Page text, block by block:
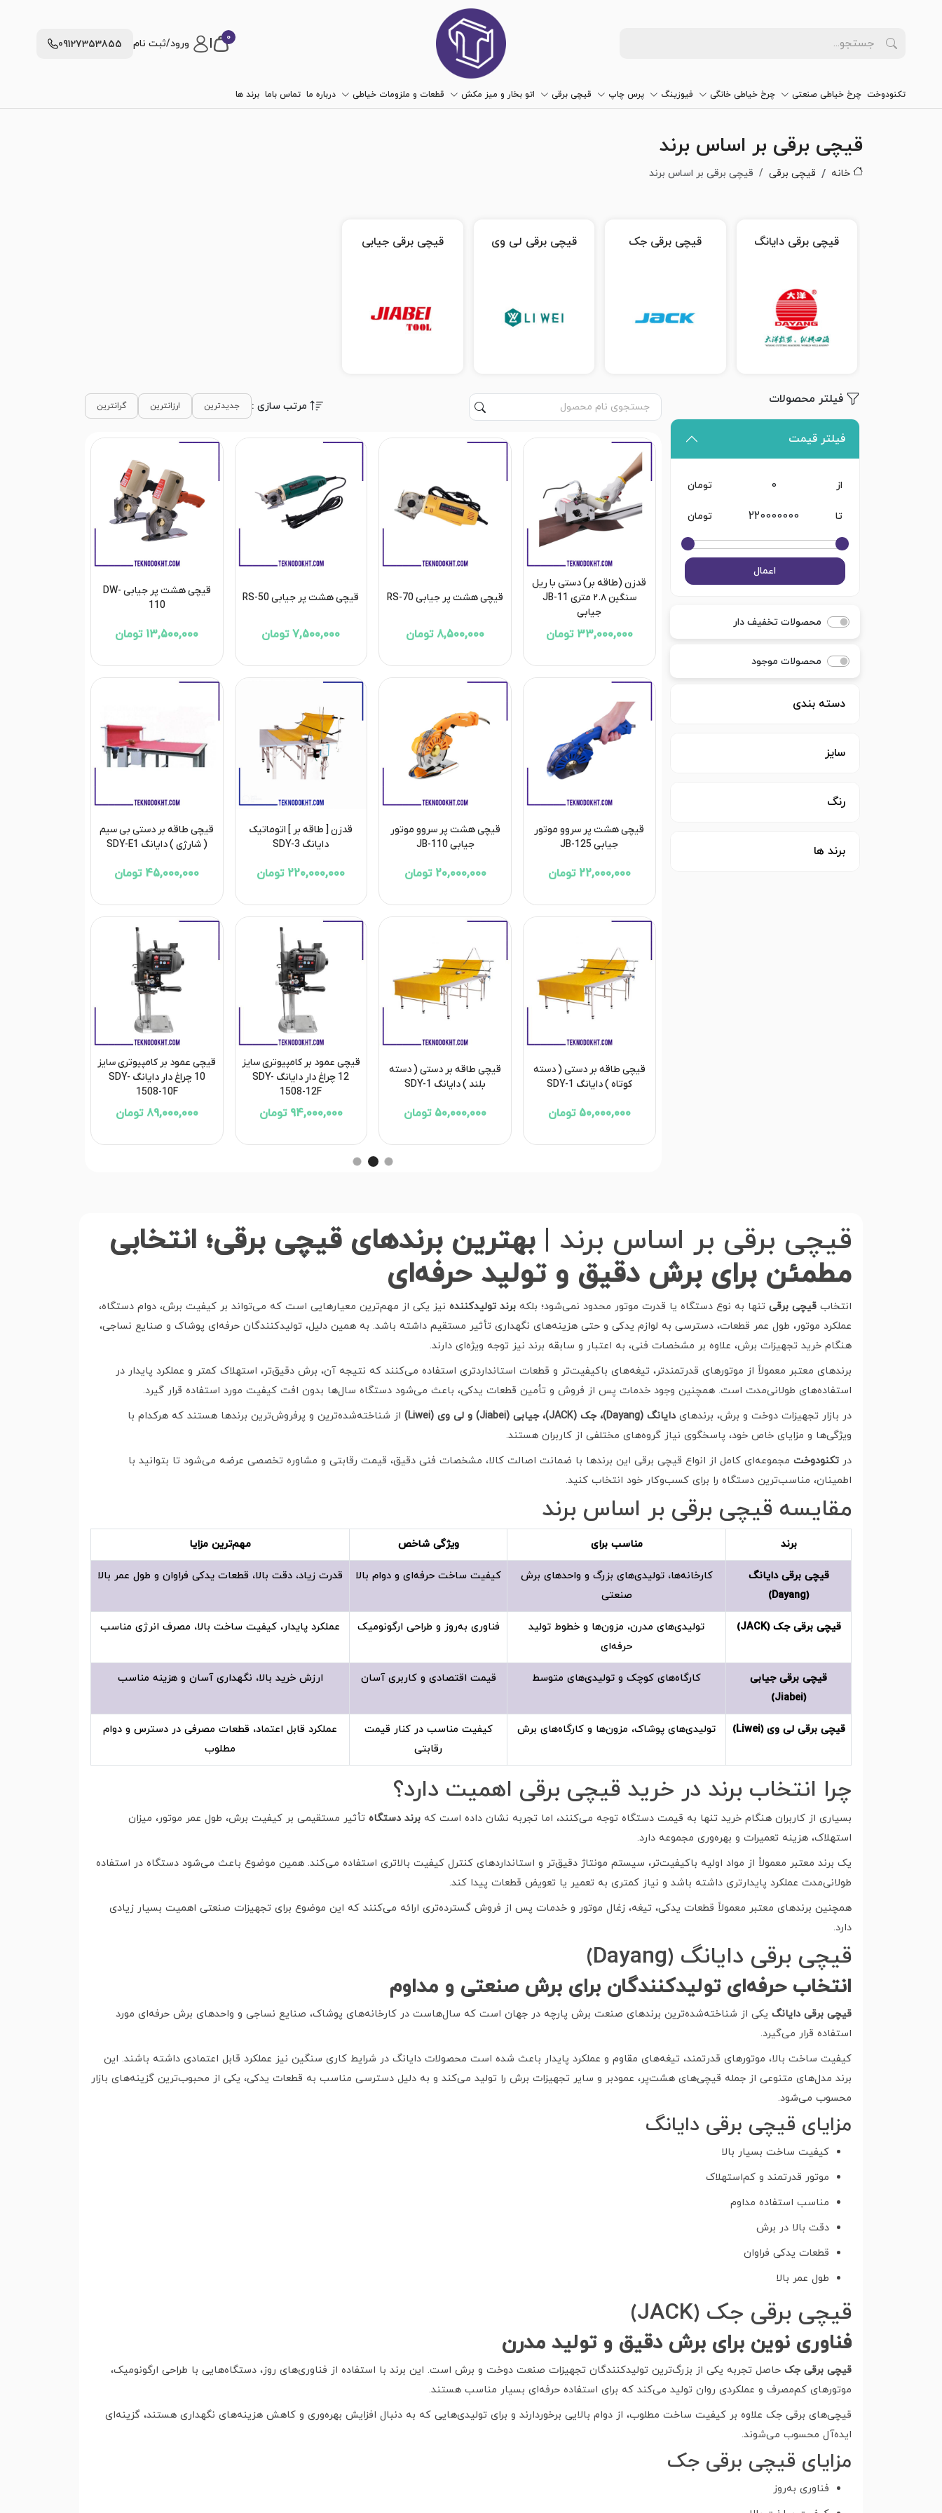
0 ورود/ثبت نام 09127353855
تکنودوخت چرخ خیاطی صنعتی چرخ خیاطی خانگی فیوزینگ پرس چاپ قیچی برقی اتو بخار و میز مکش قطعات و ملزومات خیاطی درباره ما تماس باما برند ها
قیچی برقی بر اساس برند
خانه قیچی برقی قیچی برقی بر اساس برند
قیچی برقی دایانگ قیچی برقی جک قیچی برقی لی وی قیچی برقی جیابی
فیلتر محصولات
فیلتر قیمت
از تومان
تا تومان
اعمال
محصولات تخفیف دار
محصولات موجود
دسته بندی
سایز
رنگ
برند ها
مرتب سازی : جدیدترین ارزانترین گرانترین
قدزن (طاقه بر) دستی با ریل
سنگین ۲.۸ متری JB-11
جیابی
33,000,000 تومان
قیچی هشت پر جیابی RS-70
8,500,000 تومان
قیچی هشت پر جیابی RS-50
7,500,000 تومان
قیچی هشت پر جیابی DW-
110
13,500,000 تومان
قیچی هشت پر سروو موتور
جیابی JB-125
22,000,000 تومان
قیچی هشت پر سروو موتور
جیابی JB-110
20,000,000 تومان
قدزن [ طاقه بر ] اتوماتیک
دایانگ SDY-3
220,000,000 تومان
قیچی طاقه بر دستی بی سیم
( شارژی ) دایانگ SDY-E1
45,000,000 تومان
قیچی طاقه بر دستی ( دسته
کوتاه ) دایانگ SDY-1
50,000,000 تومان
قیچی طاقه بر دستی ( دسته
بلند ) دایانگ SDY-1
50,000,000 تومان
قیچی عمود بر کامپیوتری سایز
12 چراغ دار دایانگ SDY-
1508-12F
94,000,000 تومان
قیچی عمود بر کامپیوتری سایز
10 چراغ دار دایانگ SDY-
1508-10F
89,000,000 تومان
قیچی برقی بر اساس برند |بهترین برندهای قیچی برقی؛ انتخابی
مطمئن برای برش دقیق و تولید حرفه‌ای
انتخاب قیچی برقیتنها به نوع دستگاه یا قدرت موتور محدود نمی‌شود؛ بلکه برند تولیدکنندهنیز یکی از مهم‌ترین معیارهایی است که می‌تواند بر کیفیت برش، دوام دستگاه،
عملکرد موتور، طول عمر قطعات، دسترسی به لوازم یدکی و حتی هزینه‌های نگهداری تأثیر مستقیم داشته باشد. به همین دلیل، تولیدکنندگان حرفه‌ای پوشاک و صنایع نساجی،
هنگام خرید تجهیزات برش، علاوه بر مشخصات فنی، به اعتبار و سابقه برند نیز توجه ویژه‌ای دارند.
برندهای معتبر معمولاً از موتورهای قدرتمندتر، تیغه‌های باکیفیت‌تر و قطعات استانداردتری استفاده می‌کنند که نتیجه آن، برش دقیق‌تر، استهلاک کمتر و عملکرد پایدار در
استفاده‌های طولانی‌مدت است. همچنین وجود خدمات پس از فروش و تأمین قطعات یدکی، باعث می‌شود دستگاه سال‌ها بدون افت کیفیت مورد استفاده قرار گیرد.
در بازار تجهیزات دوخت و برش، برندهایدایانگ (Dayang)، جک (JACK)، جیابی (Jiabei) و لی وی (Liwei)
از شناخته‌شده‌ترین و پرفروش‌ترین برندها هستند که هرکدام با
ویژگی‌ها و مزایای خاص خود، پاسخگوی نیاز گروه‌های مختلفی از کاربران هستند.
در تکنودوختمجموعه‌ای کامل از انواع قیچی برقی این برندها با ضمانت اصالت کالا، مشخصات فنی دقیق، قیمت رقابتی و مشاوره تخصصی عرضه می‌شود تا بتوانید با
اطمینان، مناسب‌ترین دستگاه را برای کسب‌وکار خود انتخاب کنید.
مقایسه قیچی برقی بر اساس برند
برند مناسب برای ویژگی شاخص مهم‌ترین مزایا
قیچی برقی دایانگ
(Dayang)
کارخانه‌ها، تولیدی‌های بزرگ و واحدهای برش
صنعتی
کیفیت ساخت حرفه‌ای و دوام بالا قدرت زیاد، دقت بالا، قطعات یدکی فراوان و طول عمر بالا
قیچی برقی جک (JACK)
تولیدی‌های مدرن، مزون‌ها و خطوط تولید
حرفه‌ای
فناوری به‌روز و طراحی ارگونومیک عملکرد پایدار، کیفیت ساخت بالا، مصرف انرژی مناسب
قیچی برقی جیابی
(Jiabei)
کارگاه‌های کوچک و تولیدی‌های متوسط قیمت اقتصادی و کاربری آسان ارزش خرید بالا، نگهداری آسان و هزینه مناسب
قیچی برقی لی وی (Liwei) تولیدی‌های پوشاک، مزون‌ها و کارگاه‌های برش
کیفیت مناسب در کنار قیمت
رقابتی
عملکرد قابل اعتماد، قطعات مصرفی در دسترس و دوام
مطلوب
چرا انتخاب برند در خرید قیچی برقی اهمیت دارد؟
بسیاری از کاربران هنگام خرید تنها به قیمت دستگاه توجه می‌کنند، اما تجربه نشان داده است که برند دستگاهتأثیر مستقیمی بر کیفیت برش، طول عمر موتور، میزان
استهلاک، هزینه تعمیرات و بهره‌وری مجموعه دارد.
یک برند معتبر معمولاً از مواد اولیه باکیفیت‌تر، سیستم مونتاژ دقیق‌تر و استانداردهای کنترل کیفیت بالاتری استفاده می‌کند. همین موضوع باعث می‌شود دستگاه در استفاده
طولانی‌مدت عملکرد پایدارتری داشته باشد و نیاز کمتری به تعمیر یا تعویض قطعات پیدا کند.
همچنین برندهای معتبر معمولاً قطعات یدکی، تیغه، زغال موتور و خدمات پس از فروش گسترده‌تری ارائه می‌کنند که این موضوع برای تجهیزات صنعتی اهمیت بسیار زیادی
دارد.
قیچی برقی دایانگ (Dayang)
انتخاب حرفه‌ای تولیدکنندگان برای برش صنعتی و مداوم
قیچی برقی دایانگیکی از شناخته‌شده‌ترین برندهای صنعت برش پارچه در جهان است که سال‌هاست در کارخانه‌های پوشاک، صنایع نساجی و واحدهای برش حرفه‌ای مورد
استفاده قرار می‌گیرد.
کیفیت ساخت بالا، موتورهای قدرتمند، تیغه‌های مقاوم و عملکرد پایدار باعث شده است محصولات دایانگ در شرایط کاری سنگین نیز عملکرد قابل اعتمادی داشته باشند. این
برند مدل‌های متنوعی از جمله قیچی‌های هشت‌پر، عمودبر و سایر تجهیزات برش را تولید می‌کند و به دلیل دسترسی مناسب به قطعات یدکی، یکی از محبوب‌ترین گزینه‌های بازار
محسوب می‌شود.
مزایای قیچی برقی دایانگ
کیفیت ساخت بسیار بالا
موتور قدرتمند و کم‌استهلاک
مناسب استفاده مداوم
دقت بالا در برش
قطعات یدکی فراوان
طول عمر بالا
قیچی برقی جک (JACK)
فناوری نوین برای برش دقیق و تولید مدرن
قیچی برقی جکحاصل تجربه یکی از بزرگ‌ترین تولیدکنندگان تجهیزات صنعت دوخت و برش است. این برند با استفاده از فناوری‌های روز، دستگاه‌هایی با طراحی ارگونومیک،
موتورهای کم‌مصرف و عملکردی روان تولید می‌کند که برای استفاده حرفه‌ای بسیار مناسب هستند.
قیچی‌های برقی جک علاوه بر کیفیت ساخت مطلوب، از دوام بالایی برخوردارند و برای تولیدی‌هایی که به دنبال افزایش بهره‌وری و کاهش هزینه‌های نگهداری هستند، گزینه‌ای
ایده‌آل محسوب می‌شوند.
مزایای قیچی برقی جک
فناوری به‌روز